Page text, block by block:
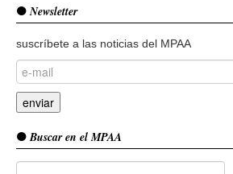
Newsletter
suscríbete a las noticias del MPAA
Buscar en el MPAA